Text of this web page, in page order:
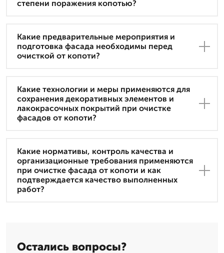
степени поражения копотью?
Какие предварительные мероприятия и
подготовка фасада необходимы перед
очисткой от копоти?
Какие технологии и меры применяются для
сохранения декоративных элементов и
лакокрасочных покрытий при очистке
фасадов от копоти?
Какие нормативы, контроль качества и
организационные требования применяются
при очистке фасада от копоти и как
подтверждается качество выполненных
работ?
Остались вопросы?